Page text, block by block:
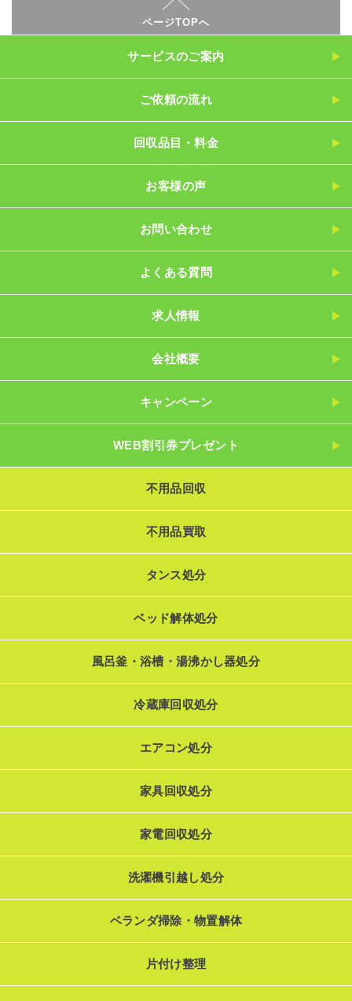
ページTOPへ
サービスのご案内
ご依頼の流れ
回収品目・料金
お客様の声
お問い合わせ
よくある質問
求人情報
会社概要
キャンペーン
WEB割引券プレゼント
不用品回収
不用品買取
タンス処分
ベッド解体処分
風呂釜・浴槽・湯沸かし器処分
冷蔵庫回収処分
エアコン処分
家具回収処分
家電回収処分
洗濯機引越し処分
ベランダ掃除・物置解体
片付け整理